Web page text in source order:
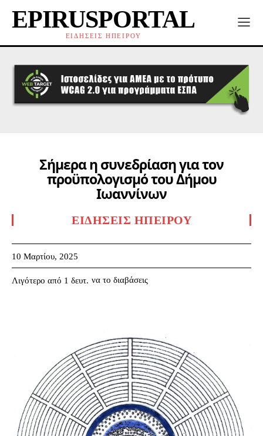
EPIRUSPORTAL
ΕΙΔΗΣΕΙΣ ΗΠΕΙΡΟΥ
Σήμερα η συνεδρίαση για τον
προϋπολογισμό του Δήμου
Ιωαννίνων
ΕΙΔΉΣΕΙΣ ΗΠΕΊΡΟΥ
10 Μαρτίου, 2025
Λιγότερο από 1 δευτ. να το διαβάσεις